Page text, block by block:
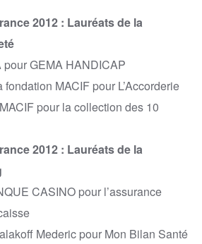
2012 : Lauréats de la
pour GEMA HANDICAP
fondation MACIF pour L’Accorderie
pour la collection des 10
2012 : Lauréats de la
CASINO pour l’assurance
Mederic pour Mon Bilan Santé